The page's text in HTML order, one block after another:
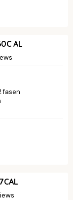
AL
fasen